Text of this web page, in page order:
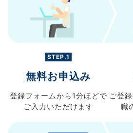
STEP.1
無料お申込み
登録フォームから 1分ほどで
ご入力 いただけます
ご登録
職